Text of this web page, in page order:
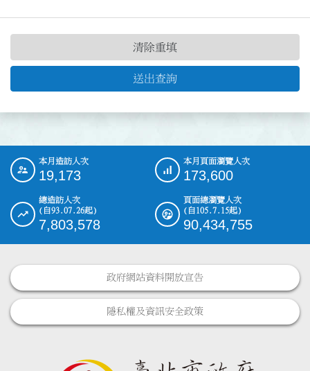
送出查詢
清除重填
::: 本月造訪人次
19,173
本月頁面瀏覽人次
173,600
總造訪人次
(自93.07.26起)
7,803,578
頁面總瀏覽人次
(自105.7.15起)
90,434,755
政府網站資料開放宣告
隱私權及資訊安全政策